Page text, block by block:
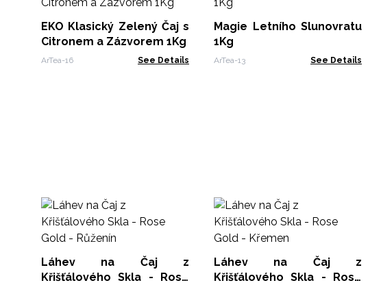
EKO Klasický Zelený Čaj s
Citronem a Zázvorem 1Kg
ArTea-16 See Details
Magie Letního Slunovratu
1Kg
ArTea-13 See Details
Láhev na Čaj z
Křišťálového Skla - Rose
Láhev na Čaj z
Křišťálového Skla - Rose